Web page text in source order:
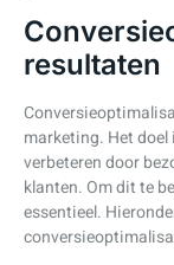
resultaten
marketing. Het
verbeteren door
klanten. Om dit te
essentieel.